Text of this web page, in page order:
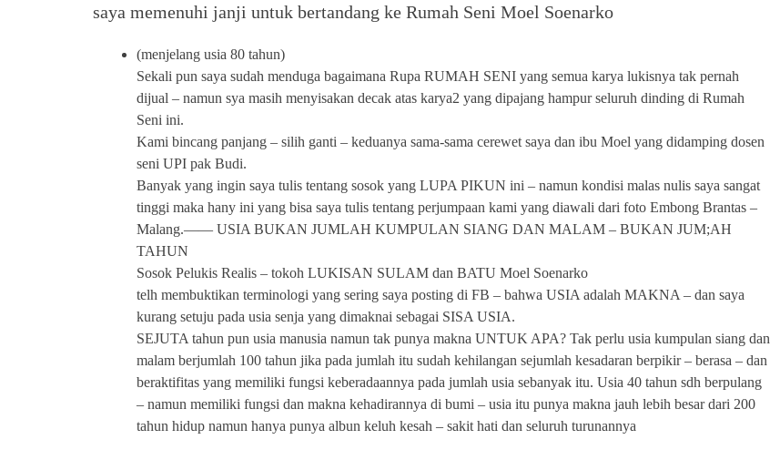
saya memenuhi janji untuk bertandang ke Rumah Seni Moel Soenarko
(menjelang usia 80 tahun)
Sekali pun saya sudah menduga bagaimana Rupa RUMAH SENI yang semua karya lukisnya tak pernah
dijual – namun sya masih menyisakan decak atas karya2 yang dipajang hampur seluruh dinding di Rumah
Seni ini.
Kami bincang panjang – silih ganti – keduanya sama-sama cerewet saya dan ibu Moel yang didamping dosen
seni UPI pak Budi.
Banyak yang ingin saya tulis tentang sosok yang LUPA PIKUN ini – namun kondisi malas nulis saya sangat
tinggi maka hany ini yang bisa saya tulis tentang perjumpaan kami yang diawali dari foto Embong Brantas –
Malang.—— USIA BUKAN JUMLAH KUMPULAN SIANG DAN MALAM – BUKAN JUM;AH
TAHUN
Sosok Pelukis Realis – tokoh LUKISAN SULAM dan BATU Moel Soenarko
telh membuktikan terminologi yang sering saya posting di FB – bahwa USIA adalah MAKNA – dan saya
kurang setuju pada usia senja yang dimaknai sebagai SISA USIA.
SEJUTA tahun pun usia manusia namun tak punya makna UNTUK APA? Tak perlu usia kumpulan siang dan
malam berjumlah 100 tahun jika pada jumlah itu sudah kehilangan sejumlah kesadaran berpikir – berasa – dan
beraktifitas yang memiliki fungsi keberadaannya pada jumlah usia sebanyak itu. Usia 40 tahun sdh berpulang
– namun memiliki fungsi dan makna kehadirannya di bumi – usia itu punya makna jauh lebih besar dari 200
tahun hidup namun hanya punya albun keluh kesah – sakit hati dan seluruh turunannya